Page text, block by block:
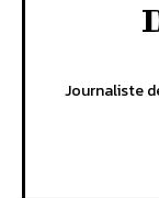
Journaliste